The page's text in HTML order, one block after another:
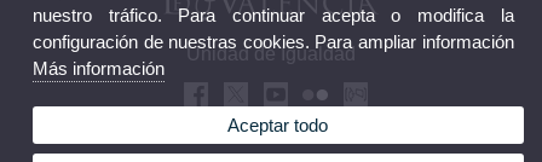
Unidad de Igualdad
nuestro tráfico. Para continuar acepta o modifica la
configuración de nuestras cookies. Para ampliar información
Más información
Aceptar todo